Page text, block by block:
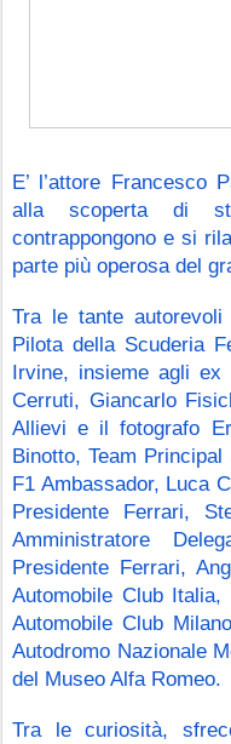
E’ l’attore Francesco
alla scoperta di
contrappongono e si
parte più operosa del
Tra le tante autorevoli
Pilota della Scuderia
Irvine, insieme agli ex
Cerruti, Giancarlo
Allievi e il fotografo
Binotto, Team
F1 Ambassador, Luca
Presidente Ferrari,
Amministratore
Presidente Ferrari,
Automobile Club
Automobile Club
Autodromo Nazionale
del Museo Alfa Romeo.
Tra le curiosità,